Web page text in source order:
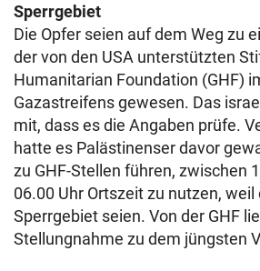
Sperrgebiet
Die Opfer seien auf dem Weg zu
der von den USA unterstützten
Humanitarian Foundation (GHF)
Gazastreifens gewesen. Das
mit, dass es die Angaben prüfe.
hatte es Palästinenser davor
zu GHF-Stellen führen, zwischen
06.00 Uhr Ortszeit zu nutzen,
Sperrgebiet seien. Von der GHF
Stellungnahme zu dem jüngsten